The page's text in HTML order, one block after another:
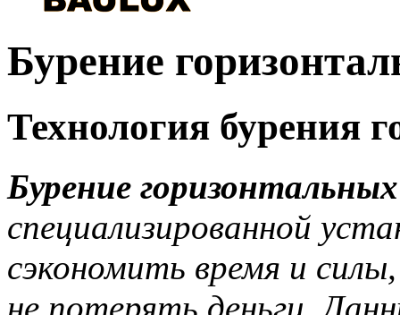
Бурение
Технология бурения
Бурение
специализированной
сэкономить время и
не потерять деньги.